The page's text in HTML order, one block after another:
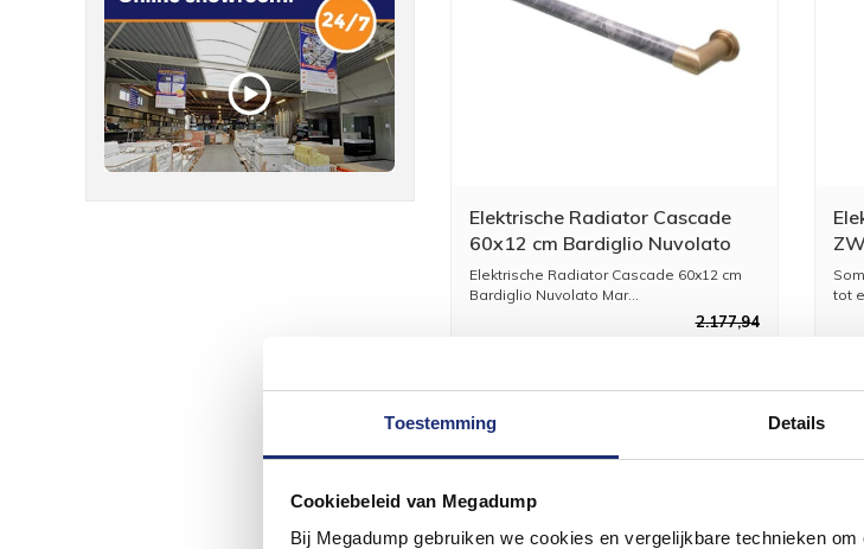
Toestemming Details
Cookiebeleid van Megadump
Bij Megadump gebruiken we cookies en vergelijkbare technieken
Elektrische Radiator Cascade
60x12 cm Bardiglio Nuvolato
Marble / Brushed Brass
Elektrische Radiator Cascade 60x12 cm
Bardiglio Nuvolato Mar...
2.177,94
tot